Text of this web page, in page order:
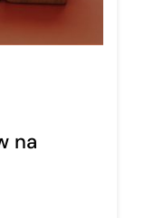
na